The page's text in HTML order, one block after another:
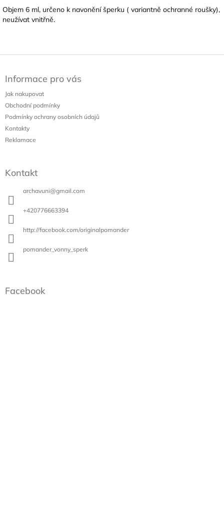
Objem 6 ml, určeno k navonění šperku ( variantně ochranné roušky),
neužívat vnitřně.
Informace pro vás
Jak nakupovat
Obchodní podmínky
Podmínky ochrany osobních údajů
Kontakty
Reklamace
Kontakt
archavuni@gmail.com
+420776663394
http://facebook.com/originalpomander
pomander_vonny_sperk
Facebook